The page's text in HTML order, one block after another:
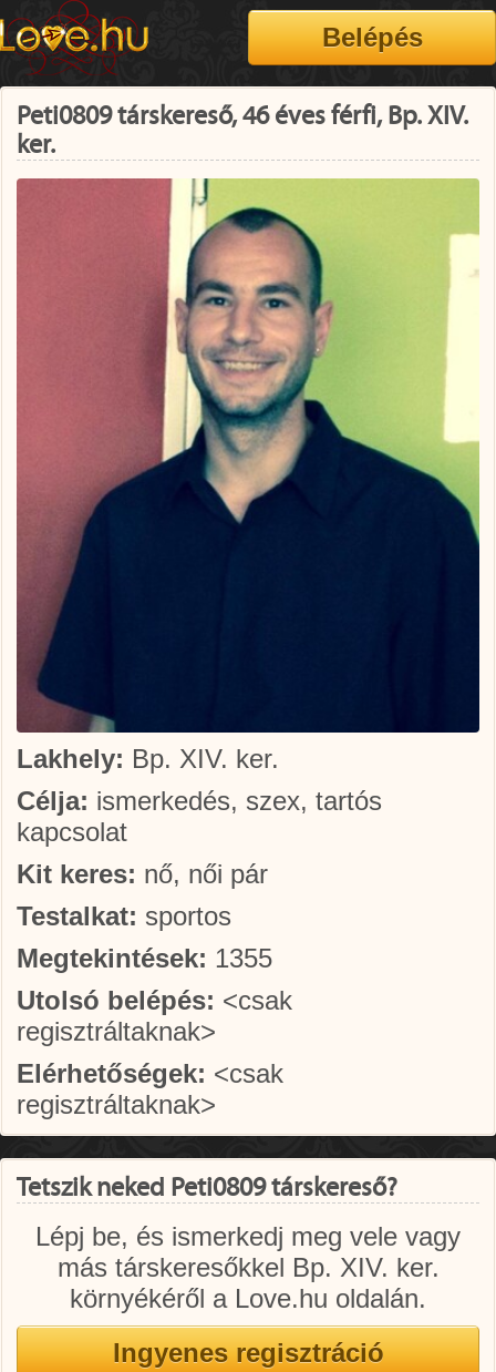
Peti0809 társkereső, 46 éves férfi, Bp. XIV.
ker.
Lakhely: Bp. XIV. ker.
Célja: ismerkedés, szex, tartós
kapcsolat
Kit keres: nő, női pár
Testalkat: sportos
Megtekintések: 1355
Utolsó belépés: <csak
regisztráltaknak>
Elérhetőségek: <csak
regisztráltaknak>
Tetszik neked Peti0809 társkereső?
Lépj be, és ismerkedj meg vele vagy
más társkeresőkkel Bp. XIV. ker.
környékéről a Love.hu oldalán.